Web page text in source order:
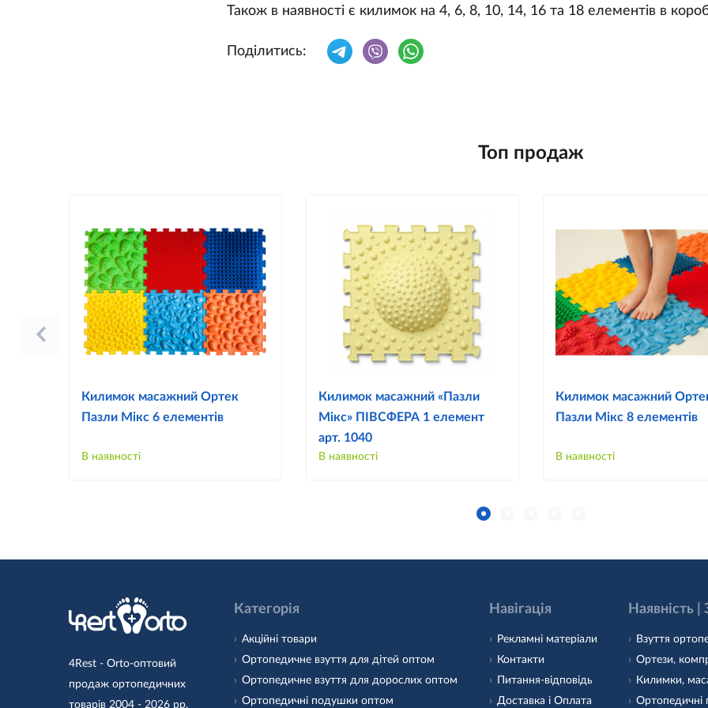
Також в наявності є килимок на 4, 6, 8, 10, 14, 16 та 18 елементів в
Поділитись:
Топ продаж
Килимок масажний Ортек
Пазли Мікс 6 елементів
В наявності
Килимок масажний «Пазли
Мікс» ПІВСФЕРА 1 елемент
арт. 1040
В наявності
Килимок масажний
Пазли Мікс 8 елементів
В наявності
4Rest - Orto-оптовий
продаж ортопедичних
товарів 2004 - 2026 рр.
Категорія
Акційні товари
Ортопедичне взуття для дітей оптом
Ортопедичне взуття для дорослих оптом
Ортопедичні подушки оптом
Навігація
Рекламні матеріали
Контакти
Питання-відповідь
Доставка і Оплата
Наявність
Взуття
Ортези,
Килимки,
Ортопедичні